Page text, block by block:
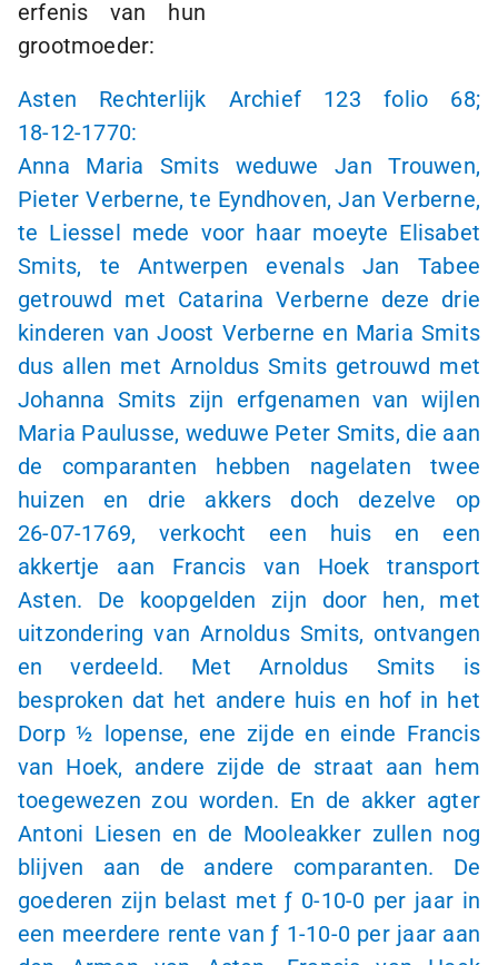
erfenis van hun
grootmoeder:
Asten Rechterlijk Archief 123 folio 68;
18-12-1770:
Anna Maria Smits weduwe Jan Trouwen,
Pieter Verberne, te Eyndhoven, Jan Verberne,
te Liessel mede voor haar moeyte Elisabet
Smits, te Antwerpen evenals Jan Tabee
getrouwd met Catarina Verberne deze drie
kinderen van Joost Verberne en Maria Smits
dus allen met Arnoldus Smits getrouwd met
Johanna Smits zijn erfgenamen van wijlen
Maria Paulusse, weduwe Peter Smits, die aan
de comparanten hebben nagelaten twee
huizen en drie akkers doch dezelve op
26-07-1769, verkocht een huis en een
akkertje aan Francis van Hoek transport
Asten. De koopgelden zijn door hen, met
uitzondering van Arnoldus Smits, ontvangen
en verdeeld. Met Arnoldus Smits is
besproken dat het andere huis en hof in het
Dorp½ lopense, ene zijde en einde Francis
van Hoek, andere zijde de straat aan hem
toegewezen zou worden. En de akker agter
Antoni Liesen en de Mooleakker zullen nog
blijven aan de andere comparanten. De
goederen zijn belast metƒ 0-10-0 per jaar in
een meerdere rente vanƒ 1-10-0per jaar aan